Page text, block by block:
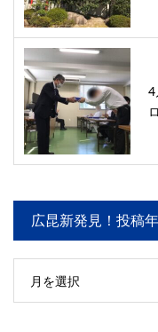
4
広昆新発見！投稿
月を選択